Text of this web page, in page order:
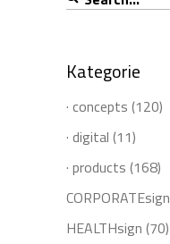
for:
Kategorie
· concepts (120)
· digital (11)
· products (168)
CORPORATEsign
HEALTHsign (70)